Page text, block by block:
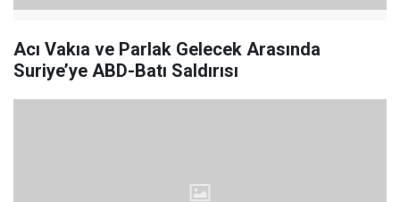
Acı Vakıa ve Parlak Gelecek Arasında
Suriye’ye ABD-Batı Saldırısı